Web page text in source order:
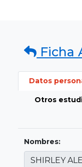
Ficha
Datos
Otros
Nombres: